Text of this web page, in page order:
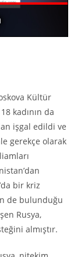
Kültür
kadının da
işgal edildi ve
gerekçe olarak
bir kriz
de bulunduğu
Rusya,
almıştır.